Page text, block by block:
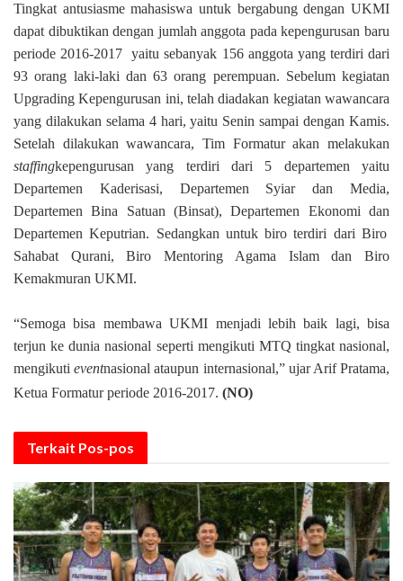
Tingkat antusiasme mahasiswa untuk bergabung dengan UKMI
dapat dibuktikan dengan jumlah anggota pada kepengurusan baru
periode 2016-2017 yaitu sebanyak 156 anggota yang terdiri dari
93 orang laki-laki dan 63 orang perempuan. Sebelum kegiatan
UpgradingKepengurusan ini, telah diadakan kegiatan wawancara
yang dilakukan selama 4hari, yaitu Senin sampai denganKamis.
Setelah dilakukan wawancara, Tim Formatur akan melakukan
staffingkepengurusan yang terdiri dari 5 departemen yaitu
Departemen Kaderisasi, Departemen Syiar dan Media,
Departemen Bina Satuan (Binsat), Departemen Ekonomi dan
Departemen Keputrian. Sedangkan untuk biro terdiri dari Biro
Sahabat Qurani, Biro Mentoring Agama Islam dan Biro
Kemakmuran UKMI.
“Semoga bisa membawa UKMI menjadi lebih baik lagi, bisa
terjun ke dunia nasional seperti mengikuti MTQ tingkat nasional,
mengikutieventnasional ataupun internasional,” ujar Arif Pratama,
Ketua Formatur periode 2016-2017. (NO)
Terkait Pos-pos